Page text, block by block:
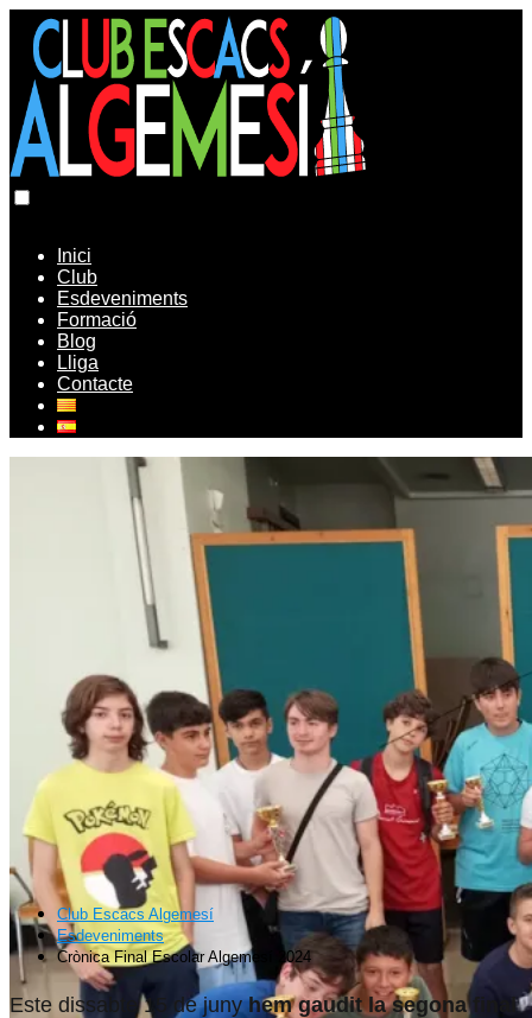
Inici
Club
Esdeveniments
Formació
Blog
Lliga
Contacte
Club Escacs Algemesí
Esdeveniments
Crònica Final Escolar Algemesí 2024
Este dissabte 15 de junyhem gaudit la segona final